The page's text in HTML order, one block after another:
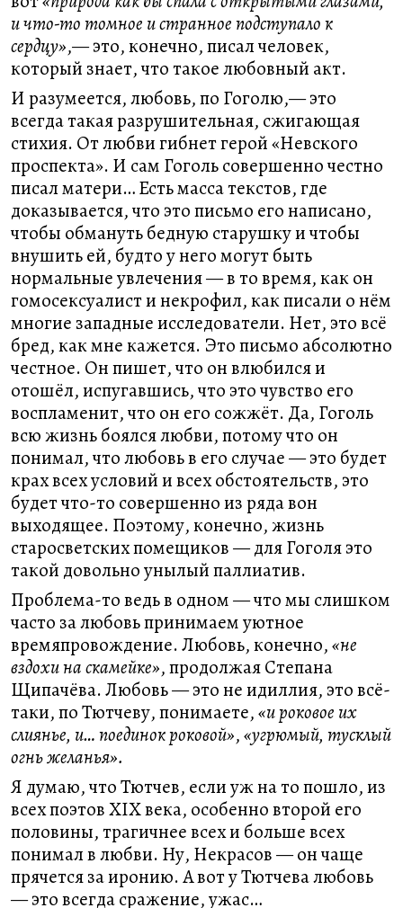
и что-то томное и странное подступало к
сердцу»,— это, конечно, писал человек,
который знает, что такое любовный акт.
И разумеется, любовь, по Гоголю,— это
всегда такая разрушительная, сжигающая
стихия. От любви гибнет герой «Невского
проспекта». И сам Гоголь совершенно честно
писал матери… Есть масса текстов, где
доказывается, что это письмо его написано,
чтобы обмануть бедную старушку и чтобы
внушить ей, будто у него могут быть
нормальные увлечения — в то время, как он
гомосексуалист и некрофил, как писали о нём
многие западные исследователи. Нет, это всё
бред, как мне кажется. Это письмо абсолютно
честное. Он пишет, что он влюбился и
отошёл, испугавшись, что это чувство его
воспламенит, что он его сожжёт. Да, Гоголь
всю жизнь боялся любви, потому что он
понимал, что любовь в его случае — это будет
крах всех условий и всех обстоятельств, это
будет что-то совершенно из ряда вон
выходящее. Поэтому, конечно, жизнь
старосветских помещиков — для Гоголя это
такой довольно унылый паллиатив.
Проблема-то ведь в одном — что мы слишком
часто за любовь принимаем уютное
времяпровождение. Любовь, конечно,«не
вздохи на скамейке», продолжая Степана
Щипачёва. Любовь — это не идиллия, это всё-
таки, по Тютчеву, понимаете,«и роковое их
слиянье, и… поединок роковой»,«угрюмый, тусклый
огнь желанья».
Я думаю, что Тютчев, если уж на то пошло, из
всех поэтов XIX века, особенно второй его
половины, трагичнее всех и больше всех
понимал в любви. Ну, Некрасов — он чаще
прячется за иронию. А вот у Тютчева любовь
— это всегда сражение, ужас…